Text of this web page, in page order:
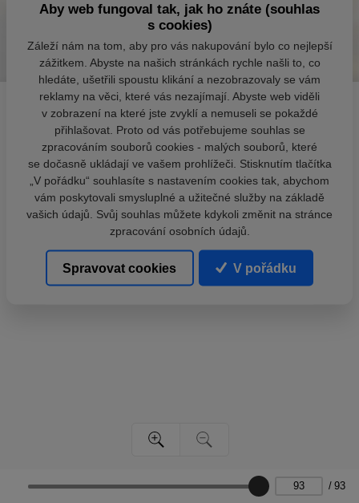
/ 93
Aby web fungoval tak, jak ho znáte (souhlas
s cookies)
Záleží nám na tom, aby pro vás nakupování bylo co nejlepší
zážitkem. Abyste na našich stránkách rychle našli to, co
hledáte, ušetřili spoustu klikání a nezobrazovaly se vám
reklamy na věci, které vás nezajímají. Abyste web viděli
v zobrazení na které jste zvyklí a nemuseli se pokaždé
přihlašovat. Proto od vás potřebujeme souhlas se
zpracováním souborů cookies - malých souborů, které
se dočasně ukládají ve vašem prohlížeči. Stisknutím tlačítka
„V pořádku“ souhlasíte s nastavením cookies tak, abychom
vám poskytovali smysluplné a užitečné služby na základě
vašich údajů. Svůj souhlas můžete kdykoli změnit na stránce
zpracování osobních údajů.
Spravovat cookies V pořádku